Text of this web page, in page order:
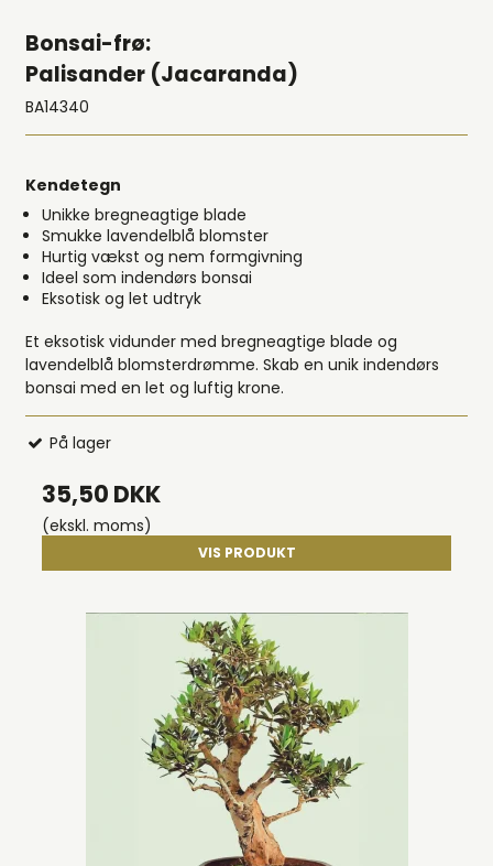
Bonsai-frø:
Palisander (Jacaranda)
BA14340
Kendetegn
Unikke bregneagtige blade
Smukke lavendelblå blomster
Hurtig vækst og nem formgivning
Ideel som indendørs bonsai
Eksotisk og let udtryk
Et eksotisk vidunder med bregneagtige blade og
lavendelblå blomsterdrømme. Skab en unik indendørs
bonsai med en let og luftig krone.
På lager
35,50 DKK
(ekskl. moms)
VIS PRODUKT